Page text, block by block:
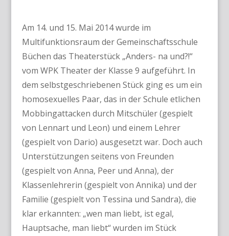
Am 14. und 15. Mai 2014 wurde im
Multifunktionsraum der Gemeinschaftsschule
Büchen das Theaterstück „Anders- na und?!“
vom WPK Theater der Klasse 9 aufgeführt. In
dem selbstgeschriebenen Stück ging es um ein
homosexuelles Paar, das in der Schule etlichen
Mobbingattacken durch Mitschüler (gespielt
von Lennart und Leon) und einem Lehrer
(gespielt von Dario) ausgesetzt war. Doch auch
Unterstützungen seitens von Freunden
(gespielt von Anna, Peer und Anna), der
Klassenlehrerin (gespielt von Annika) und der
Familie (gespielt von Tessina und Sandra), die
klar erkannten: „wen man liebt, ist egal,
Hauptsache, man liebt“ wurden im Stück